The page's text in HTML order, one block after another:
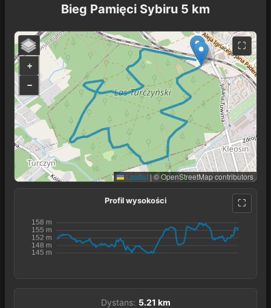
Bieg Pamięci Sybiru 5 km
+
−
Leaflet | © OpenStreetMap contributors
Profil wysokości
Dystans: 5.21 km